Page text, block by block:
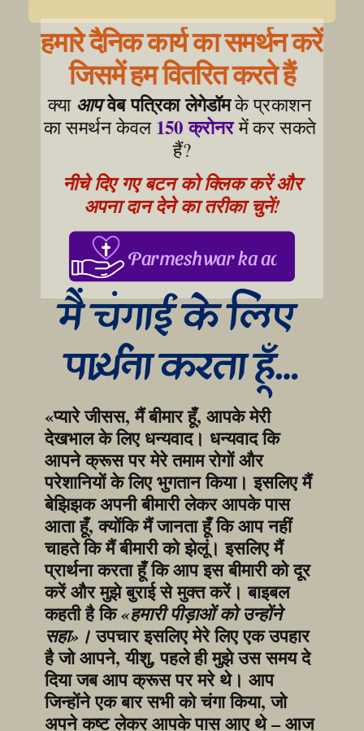
हमारे दैनिक कार्य का समर्थन करें
जिसमें हम वितरित करते हैं
क्या आपवेब पत्रिका लेगेडॉम के प्रकाशन
का समर्थन केवल 150 क्रोनर में कर सकते
हैं?
नीचे दिए गए बटन को क्लिक करें और
अपना दान देने का तरीका चुनें!
Parmeshwar ka aabhar,
मैं चंगाई के लिए
प्रार्थना करता हूँ…
«प्यारे जीसस, मैं बीमार हूँ, आपके मेरी
देखभाल के लिए धन्यवाद। धन्यवाद कि
आपने क्रूस पर मेरे तमाम रोगों और
परेशानियों के लिए भुगतान किया। इसलिए मैं
बेझिझक अपनी बीमारी लेकर आपके पास
आता हूँ, क्योंकि मैं जानता हूँ कि आप नहीं
चाहते कि मैं बीमारी को झेलूं। इसलिए मैं
प्रार्थना करता हूँ कि आप इस बीमारी को दूर
करें और मुझे बुराई से मुक्त करें। बाइबल
कहती है कि «हमारी पीड़ाओं को उन्होंने
सहा»। उपचार इसलिए मेरे लिए एक उपहार
है जो आपने, यीशु, पहले ही मुझे उस समय दे
दिया जब आप क्रूस पर मरे थे। आप
जिन्होंने एक बार सभी को चंगा किया, जो
अपने कष्ट लेकर आपके पास आए थे – आज